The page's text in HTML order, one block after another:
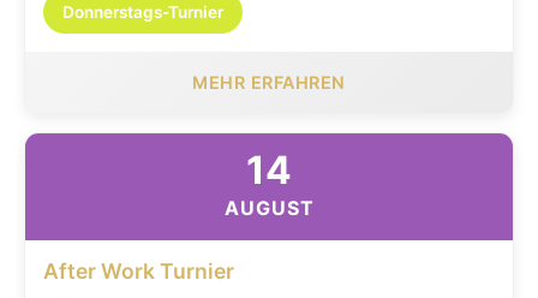
Donnerstags-Turnier
MEHR ERFAHREN
14
AUGUST
After Work Turnier